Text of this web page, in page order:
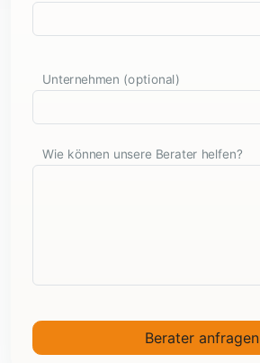
Unternehmen (optional)
Wie können unsere Berater helfen?
Berater anfragen